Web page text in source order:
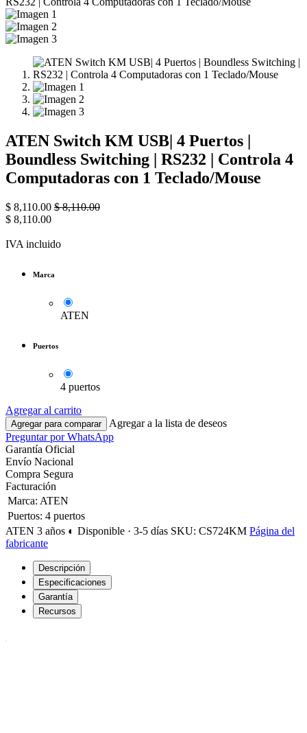
ATEN Switch KM USB| 4 Puertos |
Boundless Switching | RS232 | Controla 4
Computadoras con 1 Teclado/Mouse
$ 8,110.00 $8,110.00
$ 8,110.00
IVA incluido
Marca
ATEN
Puertos
4 puertos
Agregar al carrito
Agregar para comparar
Agregar a la lista de deseos
Preguntar por WhatsApp
Garantía Oficial
Envío Nacional
Compra Segura
Facturación
Marca: ATEN
Puertos: 4 puertos
ATEN 3 años ◐ Disponible · 3-5 días SKU: CS724KM Página del
fabricante
Descripción
Especificaciones
Garantía
Recursos